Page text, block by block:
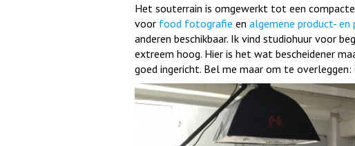
Het souterrain is omgewerkt tot een
voor food fotografie en algemene product-
anderen beschikbaar. Ik vind studiohuur voor
extreem hoog. Hier is het wat bescheidener
goed ingericht. Bel me maar om te